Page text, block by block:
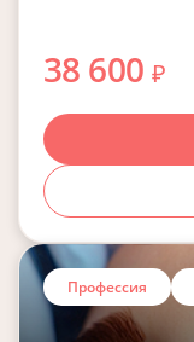
38 600₽
Профессия